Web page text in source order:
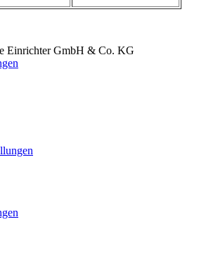
Einrichter GmbH & Co. KG